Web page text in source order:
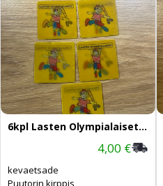
6kpl Lasten Olympialaiset magneetteja
4,00 €
kevaetsade
Puutorin kirppis